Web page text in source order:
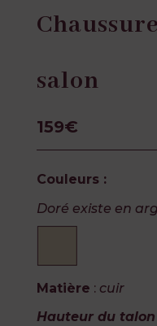
salon
159€
Couleurs :
Doré existe en
Matière : cuir
Hauteur du talon